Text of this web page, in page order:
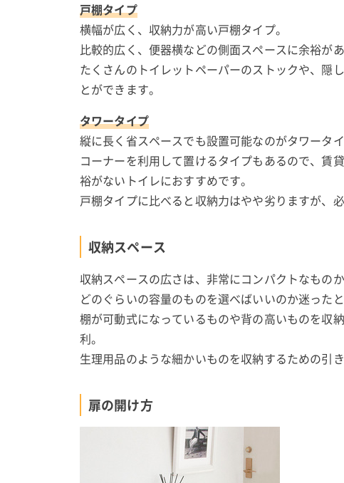
戸棚タイプ
横幅が広く、収納力が高い戸棚タイプ。
比較的広く、便器横などの側面スペースに余裕が
たくさんのトイレットペーパーのストックや、隠
とができます。
タワータイプ
縦に長く省スペースでも設置可能なのがタワータイ
コーナーを利用して置けるタイプもあるので、賃
裕がないトイレにおすすめです。
戸棚タイプに比べると収納力はやや劣りますが、
収納スペース
収納スペースの広さは、非常にコンパクトなもの
どのぐらいの容量のものを選べばいいのか迷った
棚が可動式になっているものや背の高いものを収
利。
生理用品のような細かいものを収納するための引
扉の開け方